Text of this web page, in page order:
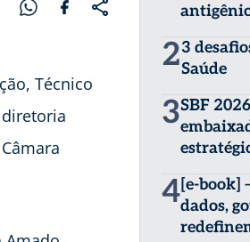
Técnico
23
Saúde
3SBF
4[e-book]
dados,